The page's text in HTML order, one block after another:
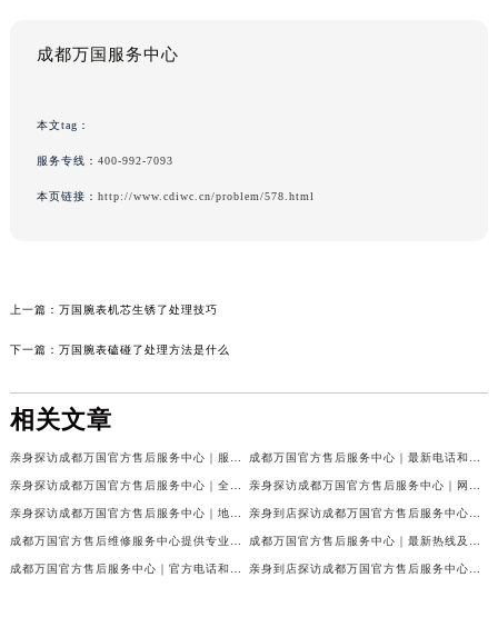
成都万国服务中心
本文tag：
服务专线： 400-992-7093
本页链接： http://www.cdiwc.cn/problem/578.html
上一篇： 万国腕表机芯生锈了处理技巧
下一篇： 万国腕表磕碰了处理方法是什么
相关文章